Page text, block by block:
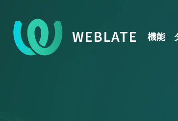
WEBLATE 機能